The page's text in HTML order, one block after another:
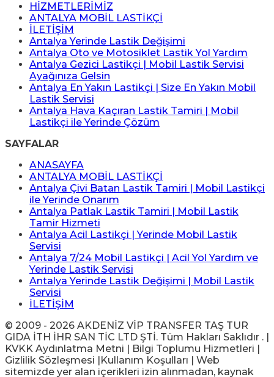
HİZMETLERİMİZ
ANTALYA MOBİL LASTİKÇİ
İLETİŞİM
Antalya Yerinde Lastik Değişimi
Antalya Oto ve Motosiklet Lastik Yol Yardım
Antalya Gezici Lastikçi | Mobil Lastik Servisi
Ayağınıza Gelsin
Antalya En Yakın Lastikçi | Size En Yakın Mobil
Lastik Servisi
Antalya Hava Kaçıran Lastik Tamiri | Mobil
Lastikçi ile Yerinde Çözüm
SAYFALAR
ANASAYFA
ANTALYA MOBİL LASTİKÇİ
Antalya Çivi Batan Lastik Tamiri | Mobil Lastikçi
ile Yerinde Onarım
Antalya Patlak Lastik Tamiri | Mobil Lastik
Tamir Hizmeti
Antalya Acil Lastikçi | Yerinde Mobil Lastik
Servisi
Antalya 7/24 Mobil Lastikçi | Acil Yol Yardım ve
Yerinde Lastik Servisi
Antalya Yerinde Lastik Değişimi | Mobil Lastik
Servisi
İLETİŞİM
© 2009 - 2026 AKDENİZ VİP TRANSFER TAŞ TUR
GIDA İTH İHR SAN TİC LTD ŞTİ. Tüm Hakları Saklıdır . |
KVKK Aydınlatma Metni | Bilgi Toplumu Hizmetleri |
Gizlilik Sözleşmesi |Kullanım Koşulları | Web
sitemizde yer alan içerikleri izin alınmadan, kaynak